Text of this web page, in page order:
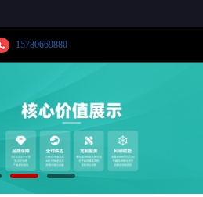
15780669880